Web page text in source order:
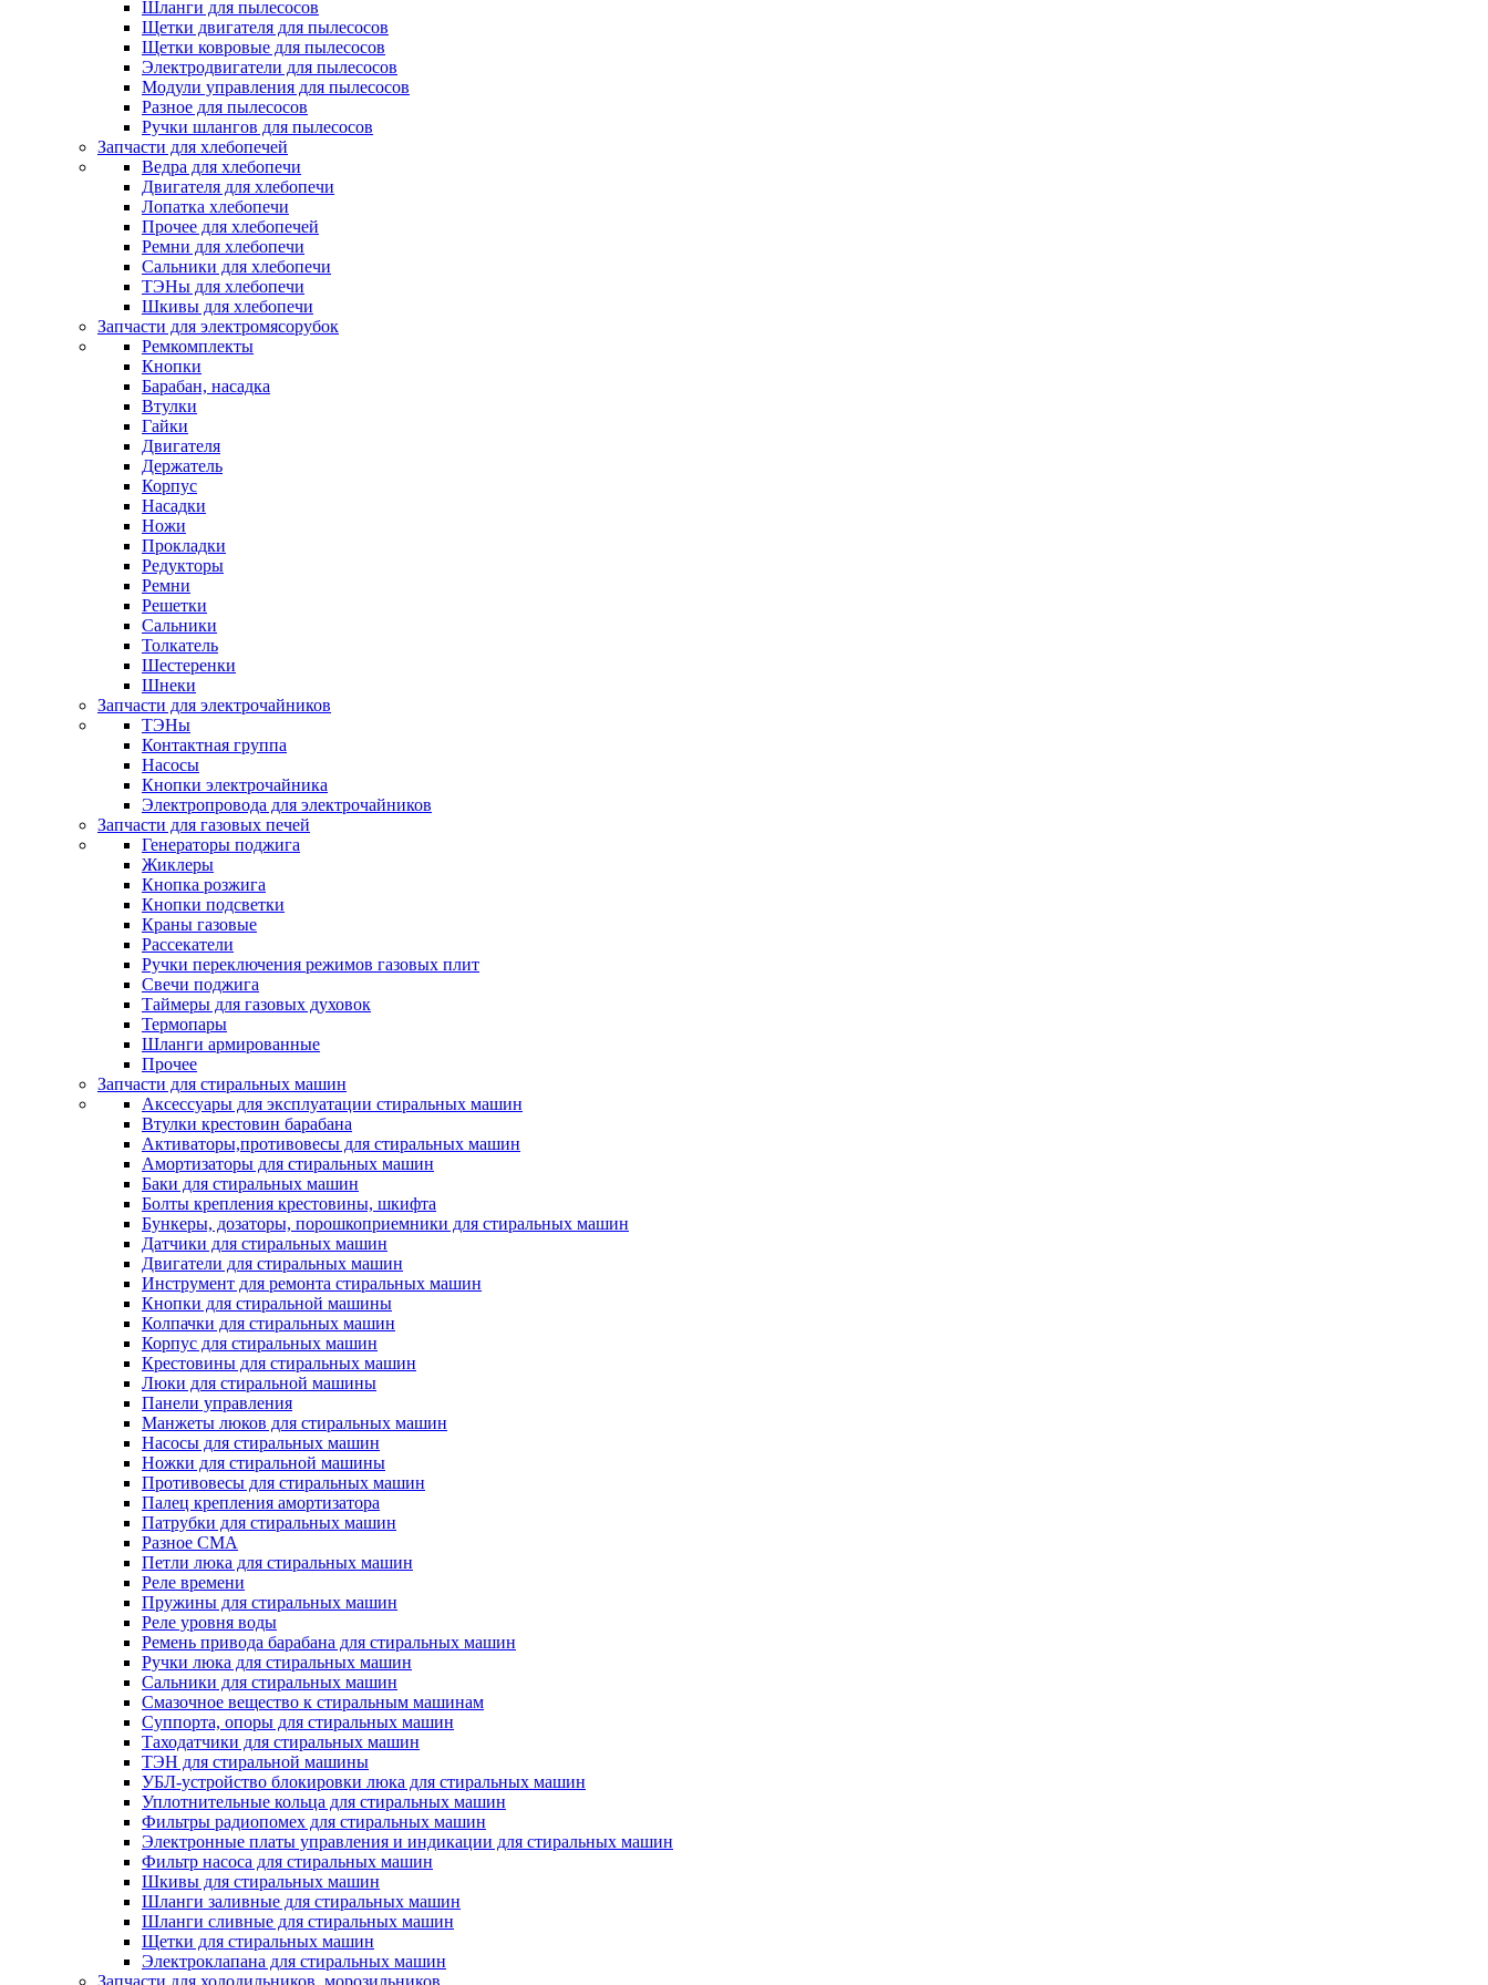
Шланги для пылесосов
Щетки двигателя для пылесосов
Щетки ковровые для пылесосов
Электродвигатели для пылесосов
Модули управления для пылесосов
Разное для пылесосов
Ручки шлангов для пылесосов
Запчасти для хлебопечей
Ведра для хлебопечи
Двигателя для хлебопечи
Лопатка хлебопечи
Прочее для хлебопечей
Ремни для хлебопечи
Сальники для хлебопечи
ТЭНы для хлебопечи
Шкивы для хлебопечи
Запчасти для электромясорубок
Ремкомплекты
Кнопки
Барабан, насадка
Втулки
Гайки
Двигателя
Держатель
Корпус
Насадки
Ножи
Прокладки
Редукторы
Ремни
Решетки
Сальники
Толкатель
Шестеренки
Шнеки
Запчасти для электрочайников
ТЭНы
Контактная группа
Насосы
Кнопки электрочайника
Электропровода для электрочайников
Запчасти для газовых печей
Генераторы поджига
Жиклеры
Кнопка розжига
Кнопки подсветки
Краны газовые
Рассекатели
Ручки переключения режимов газовых плит
Свечи поджига
Таймеры для газовых духовок
Термопары
Шланги армированные
Прочее
Запчасти для стиральных машин
Аксессуары для эксплуатации стиральных машин
Втулки крестовин барабана
Активаторы,противовесы для стиральных машин
Амортизаторы для стиральных машин
Баки для стиральных машин
Болты крепления крестовины, шкифта
Бункеры, дозаторы, порошкоприемники для стиральных машин
Датчики для стиральных машин
Двигатели для стиральных машин
Инструмент для ремонта стиральных машин
Кнопки для стиральной машины
Колпачки для стиральных машин
Корпус для стиральных машин
Крестовины для стиральных машин
Люки для стиральной машины
Панели управления
Манжеты люков для стиральных машин
Насосы для стиральных машин
Ножки для стиральной машины
Противовесы для стиральных машин
Палец крепления амортизатора
Патрубки для стиральных машин
Разное СМА
Петли люка для стиральных машин
Реле времени
Пружины для стиральных машин
Реле уровня воды
Ремень привода барабана для стиральных машин
Ручки люка для стиральных машин
Сальники для стиральных машин
Смазочное вещество к стиральным машинам
Суппорта, опоры для стиральных машин
Таходатчики для стиральных машин
ТЭН для стиральной машины
УБЛ-устройство блокировки люка для стиральных машин
Уплотнительные кольца для стиральных машин
Фильтры радиопомех для стиральных машин
Электронные платы управления и индикации для стиральных машин
Фильтр насоса для стиральных машин
Шкивы для стиральных машин
Шланги заливные для стиральных машин
Шланги сливные для стиральных машин
Щетки для стиральных машин
Электроклапана для стиральных машин
Запчасти для холодильников, морозильников